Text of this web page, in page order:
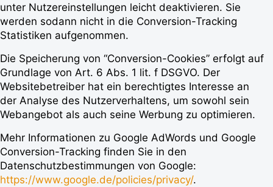
unter Nutzereinstellungen leicht deaktivieren. Sie
werden sodann nicht in die Conversion-Tracking
Statistiken aufgenommen.
Die Speicherung von “Conversion-Cookies” erfolgt auf
Grundlage von Art. 6 Abs. 1 lit. f DSGVO. Der
Websitebetreiber hat ein berechtigtes Interesse an
der Analyse des Nutzerverhaltens, um sowohl sein
Webangebot als auch seine Werbung zu optimieren.
Mehr Informationen zu Google AdWords und Google
Conversion-Tracking finden Sie in den
Datenschutzbestimmungen von Google:
https://www.google.de/policies/privacy/.